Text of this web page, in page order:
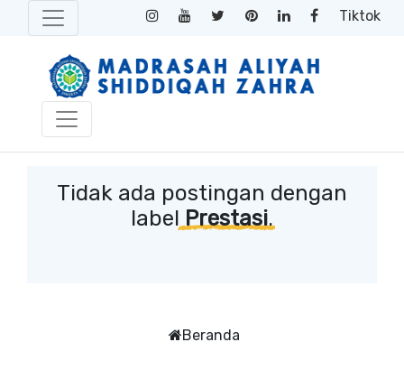
Tiktok
Tidak ada postingan dengan
labelPrestasi.
Beranda